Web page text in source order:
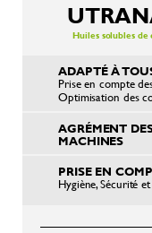
Huiles solubles de
ADAPTÉ À
Prise en compte
Optimisation des
AGRÉMENT
MACHINES
PRISE EN
Hygiène, Sécurité